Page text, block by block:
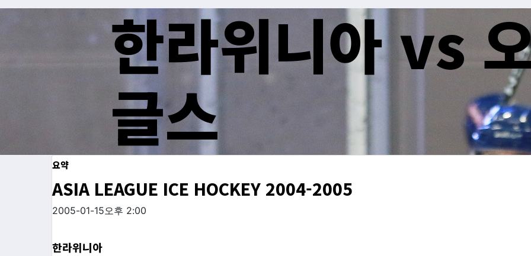
한라위니아 vs
글스
요약
ASIA LEAGUE ICE HOCKEY 2004-2005
2005-01-15오후 2:00
한라위니아